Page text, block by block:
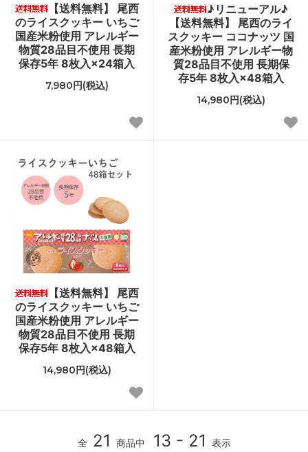
【送料無料】 尾西
のライスクッキー いちご
国産米粉使用 アレルギー
物質28品目不使用 長期
保存5年 8枚入×24箱入
7,980円(税込)
♪リニューアル♪
【送料無料】 尾西のライ
スクッキー ココナッツ 国
産米粉使用 アレルギー物
質28品目不使用 長期保
存5年 8枚入×48箱入
14,980円(税込)
【送料無料】 尾西
のライスクッキー いちご
国産米粉使用 アレルギー
物質28品目不使用 長期
保存5年 8枚入×48箱入
14,980円(税込)
全 21 商品中 13 - 21 表示